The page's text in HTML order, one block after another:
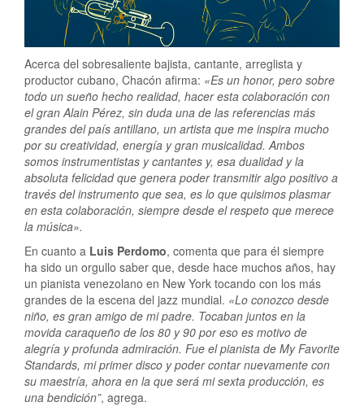
Acerca del sobresaliente bajista, cantante, arreglista y
productor cubano, Chacón afirma: «Es un honor, pero sobre
todo un sueño hecho realidad, hacer esta colaboración con
el gran Alain Pérez, sin duda una de las referencias más
grandes del país antillano, un artista que me inspira mucho
por su creatividad, energía y gran musicalidad. Ambos
somos instrumentistas y cantantes y, esa dualidad y la
absoluta felicidad que genera poder transmitir algo positivo a
través del instrumento que sea, es lo que quisimos plasmar
en esta colaboración, siempre desde el respeto que merece
la música».
En cuanto a Luis Perdomo, comenta que para él siempre
ha sido un orgullo saber que, desde hace muchos años, hay
un pianista venezolano en New York tocando con los más
grandes de la escena del jazz mundial. «Lo conozco desde
niño, es gran amigo de mi padre. Tocaban juntos en la
movida caraqueño de los 80 y 90 por eso es motivo de
alegría y profunda admiración. Fue el pianista de My Favorite
Standards, mi primer disco y poder contar nuevamente con
su maestría, ahora en la que será mi sexta producción, es
una bendición”, agrega.